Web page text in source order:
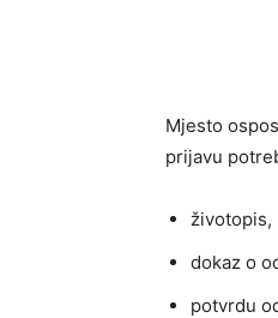
Mjesto
prijavu
životopis,
dokaz o
potvrdu